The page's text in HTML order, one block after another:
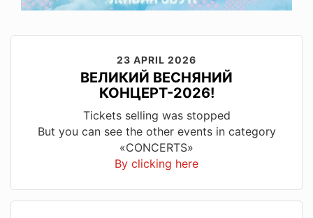
23 APRIL 2026
ВЕЛИКИЙ ВЕСНЯНИЙ
КОНЦЕРТ-2026!
Tickets selling was stopped
But you can see the other events in category
«CONCERTS»
By clicking here